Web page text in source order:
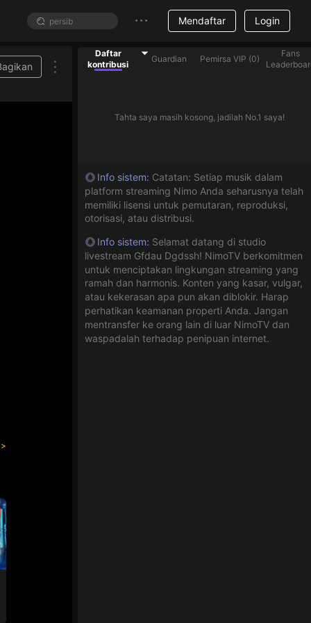
Mendaftar Login
Daftar
kontribusi
Guardian Pemirsa VIP (0)
Fans
Tahta saya masih kosong, jadilah No.1 saya!
Info sistem: Catatan: Setiap musik dalam
platform streaming Nimo Anda seharusnya telah
memiliki lisensi untuk pemutaran, reproduksi,
otorisasi, atau distribusi.
Info sistem: Selamat datang di studio
livestream Gfdau Dgdssh! NimoTV berkomitmen
untuk menciptakan lingkungan streaming yang
ramah dan harmonis. Konten yang kasar, vulgar,
atau kekerasan apa pun akan diblokir. Harap
perhatikan keamanan properti Anda. Jangan
mentransfer ke orang lain di luar NimoTV dan
waspadalah terhadap penipuan internet.